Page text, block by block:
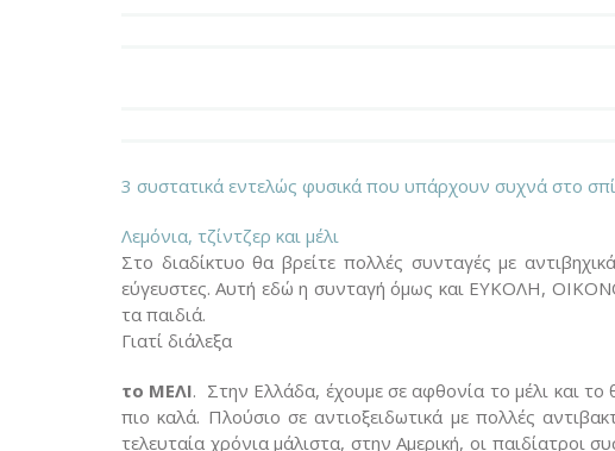
3 συστατικά εντελώς φυσικά που υπάρχουν συχνά στο
Λεμόνια, τζίντζερ και μέλι
Στο διαδίκτυο θα βρείτε πολλές συνταγές με
εύγευστες. Αυτή εδώ η συνταγή όμως και ΕΥΚΟΛΗ,
τα παιδιά.
Γιατί διάλεξα
το ΜΕΛΙ. Στην Ελλάδα, έχουμε σε αφθονία το μέλι και
πιο καλά. Πλούσιο σε αντιοξειδωτικά με πολλές
τελευταία χρόνια μάλιστα, στην Αμερική, οι παιδίατροι